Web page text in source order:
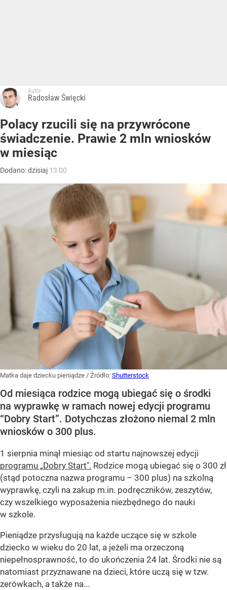
Autor:
Radosław Święcki
Polacy rzucili się na przywrócone
świadczenie. Prawie 2 mln wniosków
w miesiąc
Dodano:dzisiaj 13:00
Matka daje dziecku pieniądze / Źródło: Shutterstock
Od miesiąca rodzice mogą ubiegać się o środki
na wyprawkę w ramach nowej edycji programu
“Dobry Start”. Dotychczas złożono niemal 2 mln
wniosków o 300 plus.
1 sierpnia minął miesiąc od startu najnowszej edycji
programu „Dobry Start". Rodzice mogą ubiegać się o 300 zł
(stąd potoczna nazwa programu – 300 plus) na szkolną
wyprawkę, czyli na zakup m.in. podręczników, zeszytów,
czy wszelkiego wyposażenia niezbędnego do nauki
w szkole.
Pieniądze przysługują na każde uczące się w szkole
dziecko w wieku do 20 lat, a jeżeli ma orzeczoną
niepełnosprawność, to do ukończenia 24 lat. Środki nie są
natomiast przyznawane na dzieci, które uczą się w tzw.
zerówkach, a także na...